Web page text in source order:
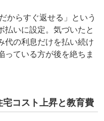
からすぐ返せる」という
払いに設定。気づいたと
代の利息だけを払い続け
っている方が後を絶ちま
コスト上昇と教育費